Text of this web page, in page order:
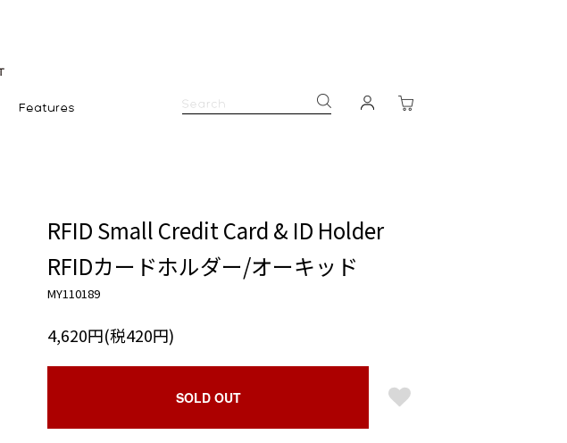
RFID Small Credit Card & ID Holder
RFIDカードホルダー/オーキッド
MY110189
4,620円(税420円)
SOLD OUT